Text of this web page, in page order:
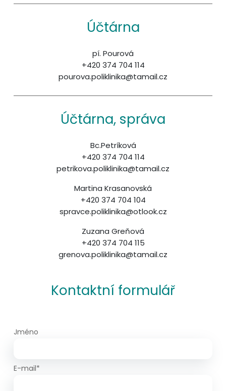
Účtárna
pí. Pourová
+420 374 704 114
pourova.poliklinika@tamail.cz
Účtárna, správa
Bc.Petríková
+420 374 704 114
petrikova.poliklinika@tamail.cz
Martina Krasanovská
+420 374 704 104
spravce.poliklinika@otlook.cz
Zuzana Greňová
+420 374 704 115
grenova.poliklinika@tamail.cz
Kontaktní formulář
Jméno
E-mail*